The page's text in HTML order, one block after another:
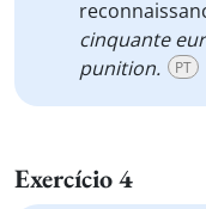
cinquante
punition.
PT
Exercício 4